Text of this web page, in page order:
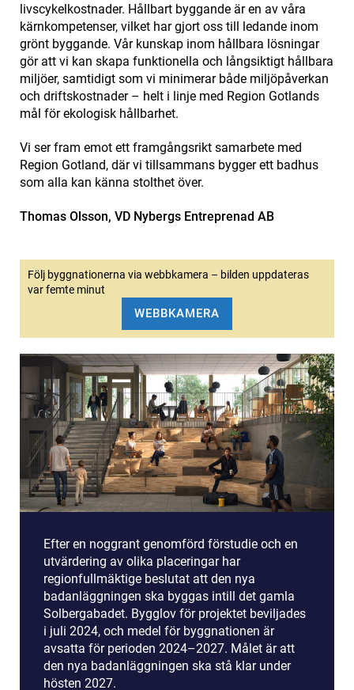
livscykelkostnader. Hållbart byggande är en av våra
kärnkompetenser, vilket har gjort oss till ledande inom
grönt byggande. Vår kunskap inom hållbara lösningar
gör att vi kan skapa funktionella och långsiktigt hållbara
miljöer, samtidigt som vi minimerar både miljöpåverkan
och driftskostnader – helt i linje med Region Gotlands
mål för ekologisk hållbarhet.
Vi ser fram emot ett framgångsrikt samarbete med
Region Gotland, där vi tillsammans bygger ett badhus
som alla kan känna stolthet över.
Thomas Olsson, VD Nybergs Entreprenad AB
Följ byggnationerna via webbkamera – bilden uppdateras
var femte minut
WEBBKAMERA
Efter en noggrant genomförd förstudie och en
utvärdering av olika placeringar har
regionfullmäktige beslutat att den nya
badanläggningen ska byggas intill det gamla
Solbergabadet. Bygglov för projektet beviljades
i juli 2024, och medel för byggnationen är
avsatta för perioden 2024–2027. Målet är att
den nya badanläggningen ska stå klar under
hösten 2027.